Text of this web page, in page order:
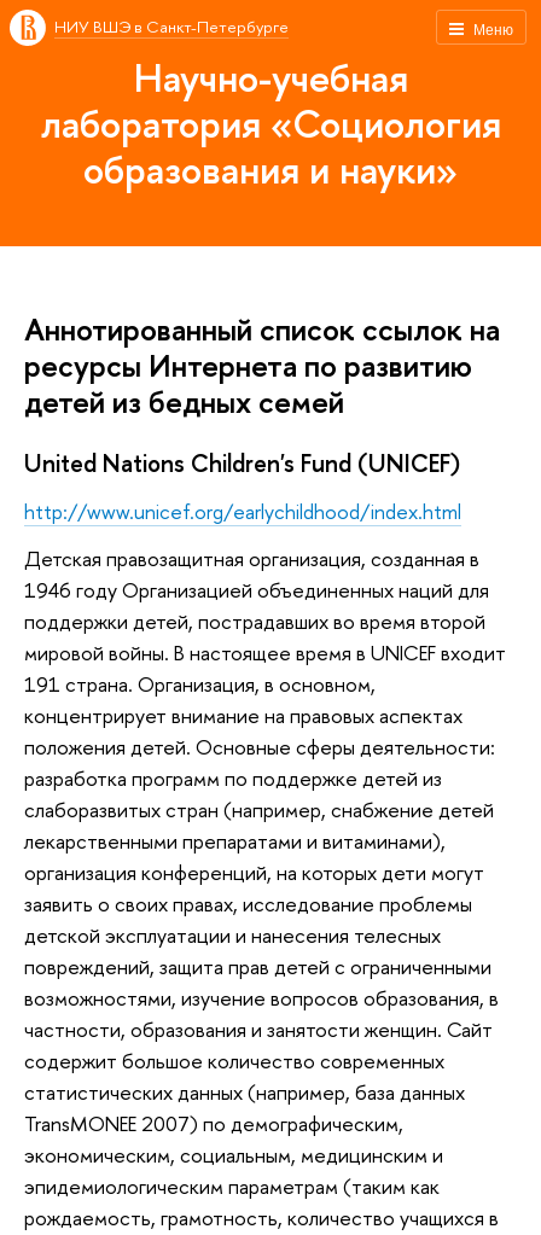
Меню
НИУ ВШЭ в Санкт-Петербурге
Научно-учебная
лаборатория «Социология
образования и науки»
Аннотированный список ссылок на
ресурсы Интернета по развитию
детей из бедных семей
United Nations Children's Fund (UNICEF)
http://www.unicef.org/earlychildhood/index.html
Детская правозащитная организация, созданная в
1946 году Организацией объединенных наций для
поддержки детей, пострадавших во время второй
мировой войны. В настоящее время в UNICEF входит
191 страна. Организация, в основном,
концентрирует внимание на правовых аспектах
положения детей. Основные сферы деятельности:
разработка программ по поддержке детей из
слаборазвитых стран (например, снабжение детей
лекарственными препаратами и витаминами),
организация конференций, на которых дети могут
заявить о своих правах, исследование проблемы
детской эксплуатации и нанесения телесных
повреждений, защита прав детей с ограниченными
возможностями, изучение вопросов образования, в
частности, образования и занятости женщин. Сайт
содержит большое количество современных
статистических данных (например, база данных
TransMONEE 2007) по демографическим,
экономическим, социальным, медицинским и
эпидемиологическим параметрам (таким как
рождаемость, грамотность, количество учащихся в